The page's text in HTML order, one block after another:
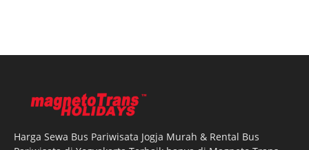
Harga Sewa Bus Pariwisata Jogja Murah & Rental Bus